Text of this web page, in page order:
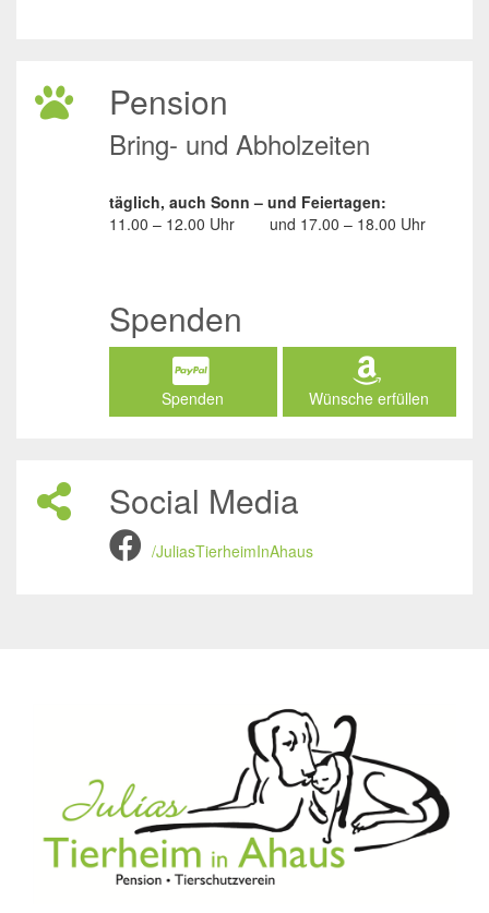
Pension
Bring- und Abholzeiten
täglich, auch Sonn – und Feiertagen:
11.00 – 12.00 Uhr
und 17.00 – 18.00 Uhr
Spenden
Spenden Wünsche erfüllen
Social Media
/JuliasTierheimInAhaus